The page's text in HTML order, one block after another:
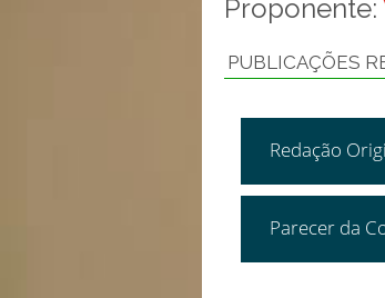
Proponente:
PUBLICAÇÕES
Redação
Parecer da